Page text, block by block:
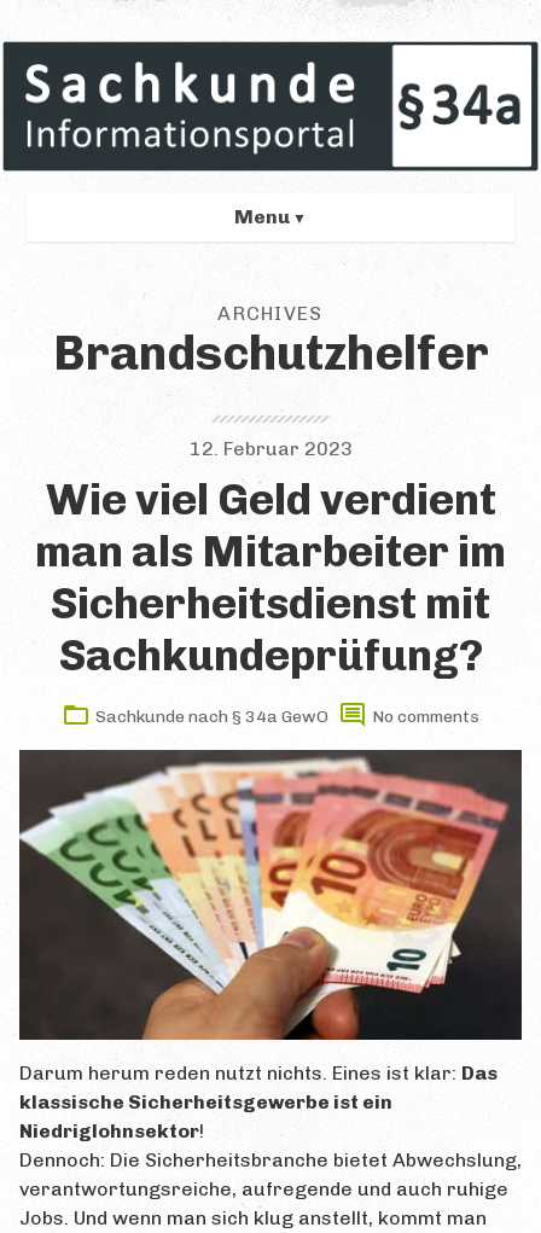
Menu
Übersicht
Rechtlich
Persönlich
VORBEREITUNG
Allgemeine Tipps
Literatur
Lern- & Karteikarten
Online-Kurse
Präsenzlehrgänge
PRÜFUNG
Kurz & Knapp
Voraussetzungen
Themen & Inhalte
Anmeldung zur Prüfung
Prüfungsgebühren
Prüfungsorte
Prüfungstermine
Prüfungsablauf
ARCHIVES
Brandschutzhelfer
12. Februar 2023
Wie viel Geld verdient
man als Mitarbeiter im
Sicherheitsdienst mit
Sachkundeprüfung?
Sachkunde nach § 34a GewO No comments
Darum herum reden nutzt nichts. Eines ist klar: Das
klassische Sicherheitsgewerbe ist ein
Niedriglohnsektor!
Dennoch: Die Sicherheitsbranche bietet Abwechslung,
verantwortungsreiche, aufregende und auch ruhige
Jobs. Und wenn man sich klug anstellt, kommt man